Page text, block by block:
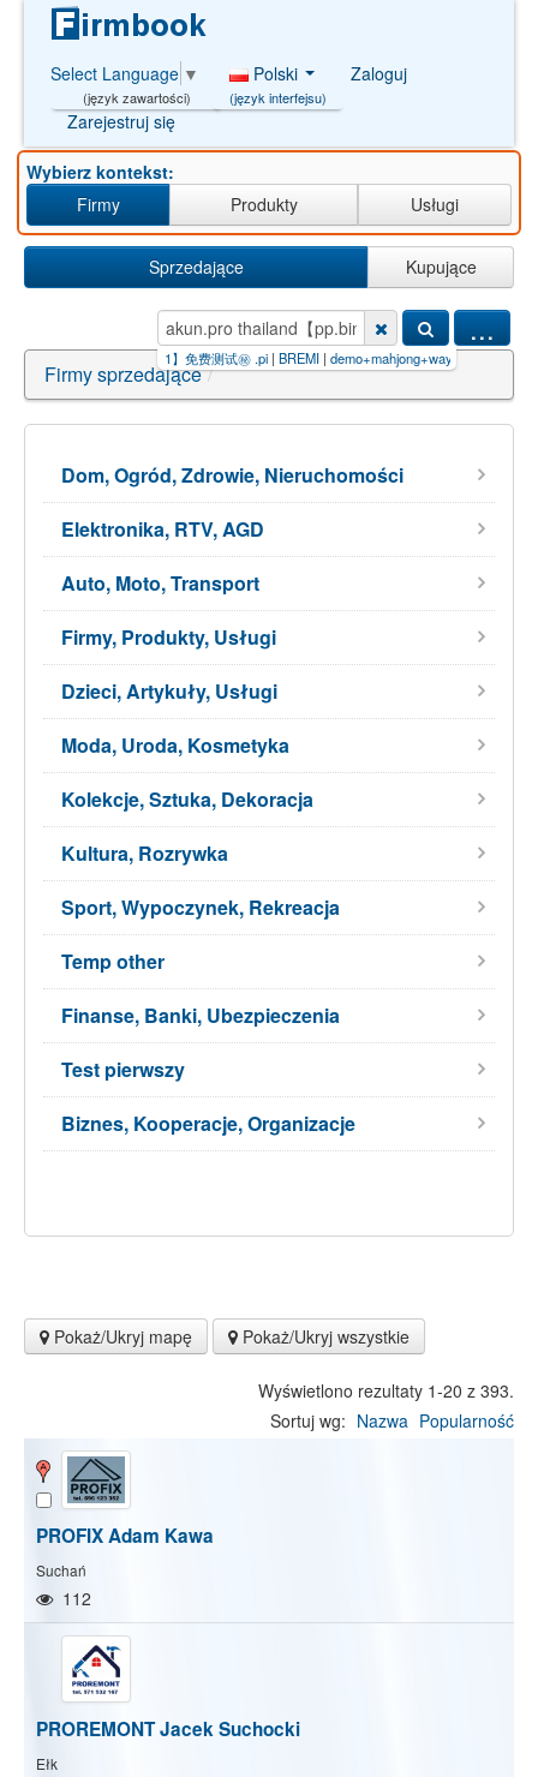
Select Language ▼
(język zawartości)
Polski
(język interfejsu)
Zaloguj
Zarejestruj się
Wybierz kontekst:
Firmy
Produkty Usługi
Sprzedające Kupujące
...
录【飞机:ggseo11】免费测试㊙️ .pi|BREMI| demo+mahjong+ways+3【GB777.BET】.p
Firmy sprzedające /
Dom, Ogród, Zdrowie, Nieruchomości
Elektronika, RTV, AGD
Auto, Moto, Transport
Firmy, Produkty, Usługi
Dzieci, Artykuły, Usługi
Moda, Uroda, Kosmetyka
Kolekcje, Sztuka, Dekoracja
Kultura, Rozrywka
Sport, Wypoczynek, Rekreacja
Temp other
Finanse, Banki, Ubezpieczenia
Test pierwszy
Biznes, Kooperacje, Organizacje
Pokaż/Ukryj mapę Pokaż/Ukryj wszystkie
Wyświetlono rezultaty 1-20 z 393.
Sortuj wg: Nazwa Popularność
PROFIX Adam Kawa
Suchań
112
PROREMONT Jacek Suchocki
Ełk